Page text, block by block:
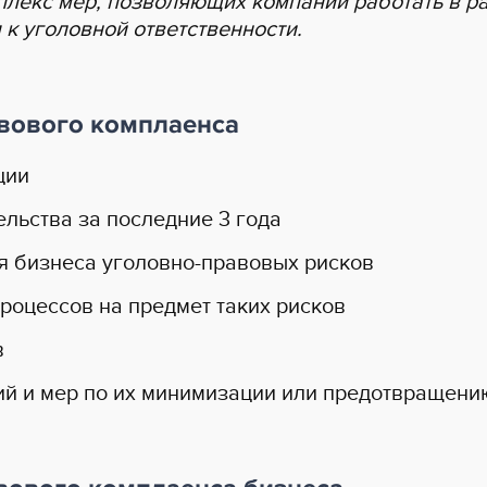
уголовной ответственности.
комплаенса
за последние 3 года
уголовно-правовых рисков
на предмет таких рисков
и мер по их минимизации или